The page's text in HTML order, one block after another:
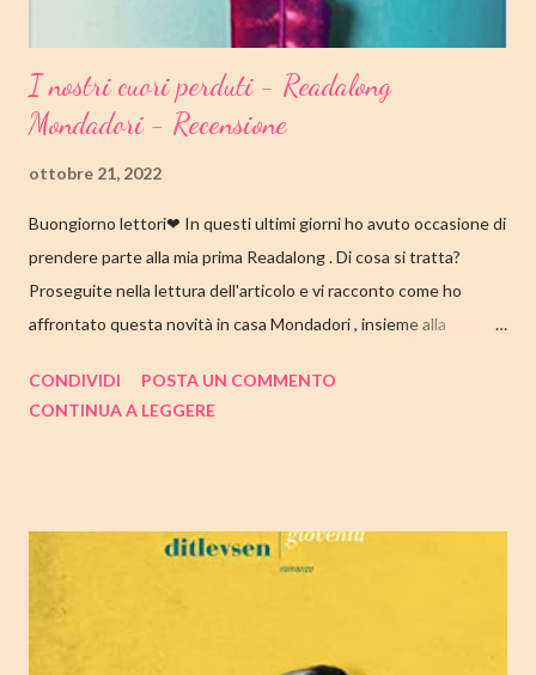
I nostri cuori perduti - Readalong
Mondadori - Recensione
ottobre 21, 2022
Buongiorno lettori❤ In questi ultimi giorni ho avuto occasione di
prendere parte alla mia prima Readalong . Di cosa si tratta?
Proseguite nella lettura dell'articolo e vi racconto come ho
affrontato questa novità in casa Mondadori , insieme alla
ringraziamenti. Nell'articolo di seguito parliamo quindi di " I nostri
ROMANZO PAGINE: 348 PREZZO: 19.00/EBOOK 10.99 Link
impiegato nella biblioteca universitaria di fronte a casa. Sua
CONDIVIDI
POSTA UN COMMENTO
CONTINUA A LEGGERE